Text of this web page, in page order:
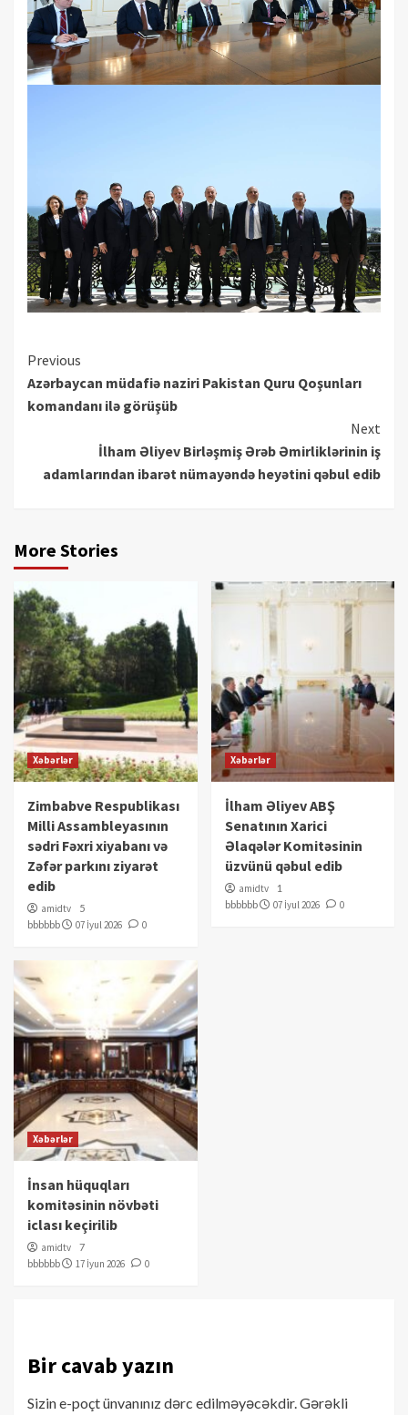
Continue
Reading
Previous
Azərbaycan müdafiə naziri Pakistan Quru Qoşunları
komandanı ilə görüşüb
Next
İlham Əliyev Birləşmiş Ərəb Əmirliklərinin iş
adamlarından ibarət nümayəndə heyətini qəbul edib
More Stories
Xəbərlər
Zimbabve Respublikası
Milli Assambleyasının
sədri Fəxri xiyabanı və
Zəfər parkını ziyarət
edib
amidtv
5
bbbbbb
07 İyul 2026 0
Xəbərlər
İlham Əliyev ABŞ
Senatının Xarici
Əlaqələr Komitəsinin
üzvünü qəbul edib
amidtv
1
bbbbbb
07 İyul 2026 0
Xəbərlər
İnsan hüquqları
komitəsinin növbəti
iclası keçirilib
amidtv
7
bbbbbb
17 İyun 2026 0
Bir cavab yazın
Sizin e-poçt ünvanınız dərc edilməyəcəkdir.Gərəkli